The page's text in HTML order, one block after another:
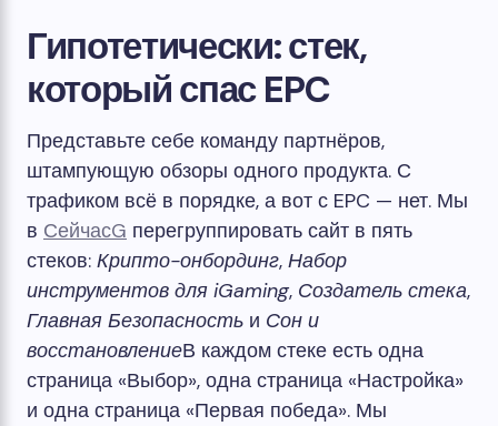
Гипотетически: стек,
который спас EPC
Представьте себе команду партнёров,
штампующую обзоры одного продукта. С
трафиком всё в порядке, а вот с EPC — нет. Мы
в СейчасG перегруппировать сайт в пять
стеков: Крипто-онбординг, Набор
инструментов для iGaming, Создатель стека,
Главная Безопасность и Сон и
восстановлениеВ каждом стеке есть одна
страница «Выбор», одна страница «Настройка»
и одна страница «Первая победа». Мы